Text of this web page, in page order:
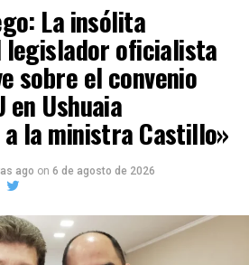
La insólita
legislador oficialista
sobre el convenio
en Ushuaia
la ministra Castillo»
ago on 6 de agosto de 2026